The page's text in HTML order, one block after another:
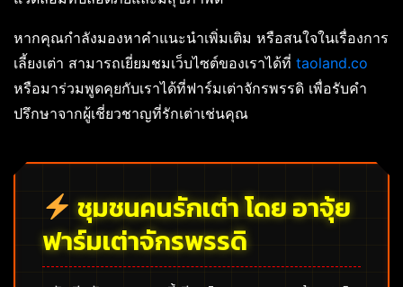
หากคุณกำลังมองหาคำแนะนำเพิ่มเติม หรือสนใจในเรื่องการ
เลี้ยงเต่า สามารถเยี่ยมชมเว็บไซต์ของเราได้ที่ taoland.co
หรือมาร่วมพูดคุยกับเราได้ที่ฟาร์มเต่าจักรพรรดิ เพื่อรับคำ
ปรึกษาจากผู้เชี่ยวชาญที่รักเต่าเช่นคุณ
ชุมชนคนรักเต่า โดย อาจุ้ย
ฟาร์มเต่าจักรพรรดิ